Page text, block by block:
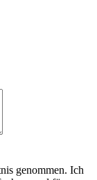
genommen. Ich